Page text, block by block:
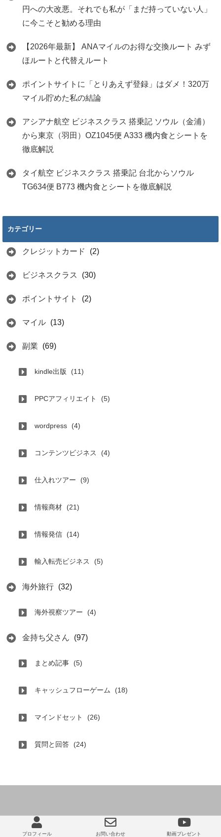
円への大改悪。それでも私が「まだ持っていない人」
に今こそと勧める理由
【2026年最新】 ANAマイルのお得な交換ルート みず
ほルートと代替えルート
ポイントサイトに「とりあえず登録」はダメ！320万
マイル貯めた私の結論
アシアナ航空 ビジネスクラス 搭乗記 ソウル（金浦）
から東京（羽田）OZ1045便 A333 機内食とシートを
徹底解説
タイ航空 ビジネスクラス 搭乗記 台北からソウル
TG634便 B773 機内食とシートを徹底解説
カテゴリー
クレジットカード (2)
ビジネスクラス (30)
ポイントサイト (2)
マイル (13)
副業 (69)
kindle出版 (11)
PPCアフィリエイト (5)
wordpress (4)
コンテンツビジネス (4)
仕入れツアー (9)
情報商材 (21)
情報発信 (14)
輸入転売ビジネス (5)
海外旅行 (32)
海外視察ツアー (4)
金持ち父さん (97)
まとめ記事 (5)
キャッシュフローゲーム (18)
マインドセット (26)
質問と回答 (24)
プロフィール お問い合わせ 動画プレゼント